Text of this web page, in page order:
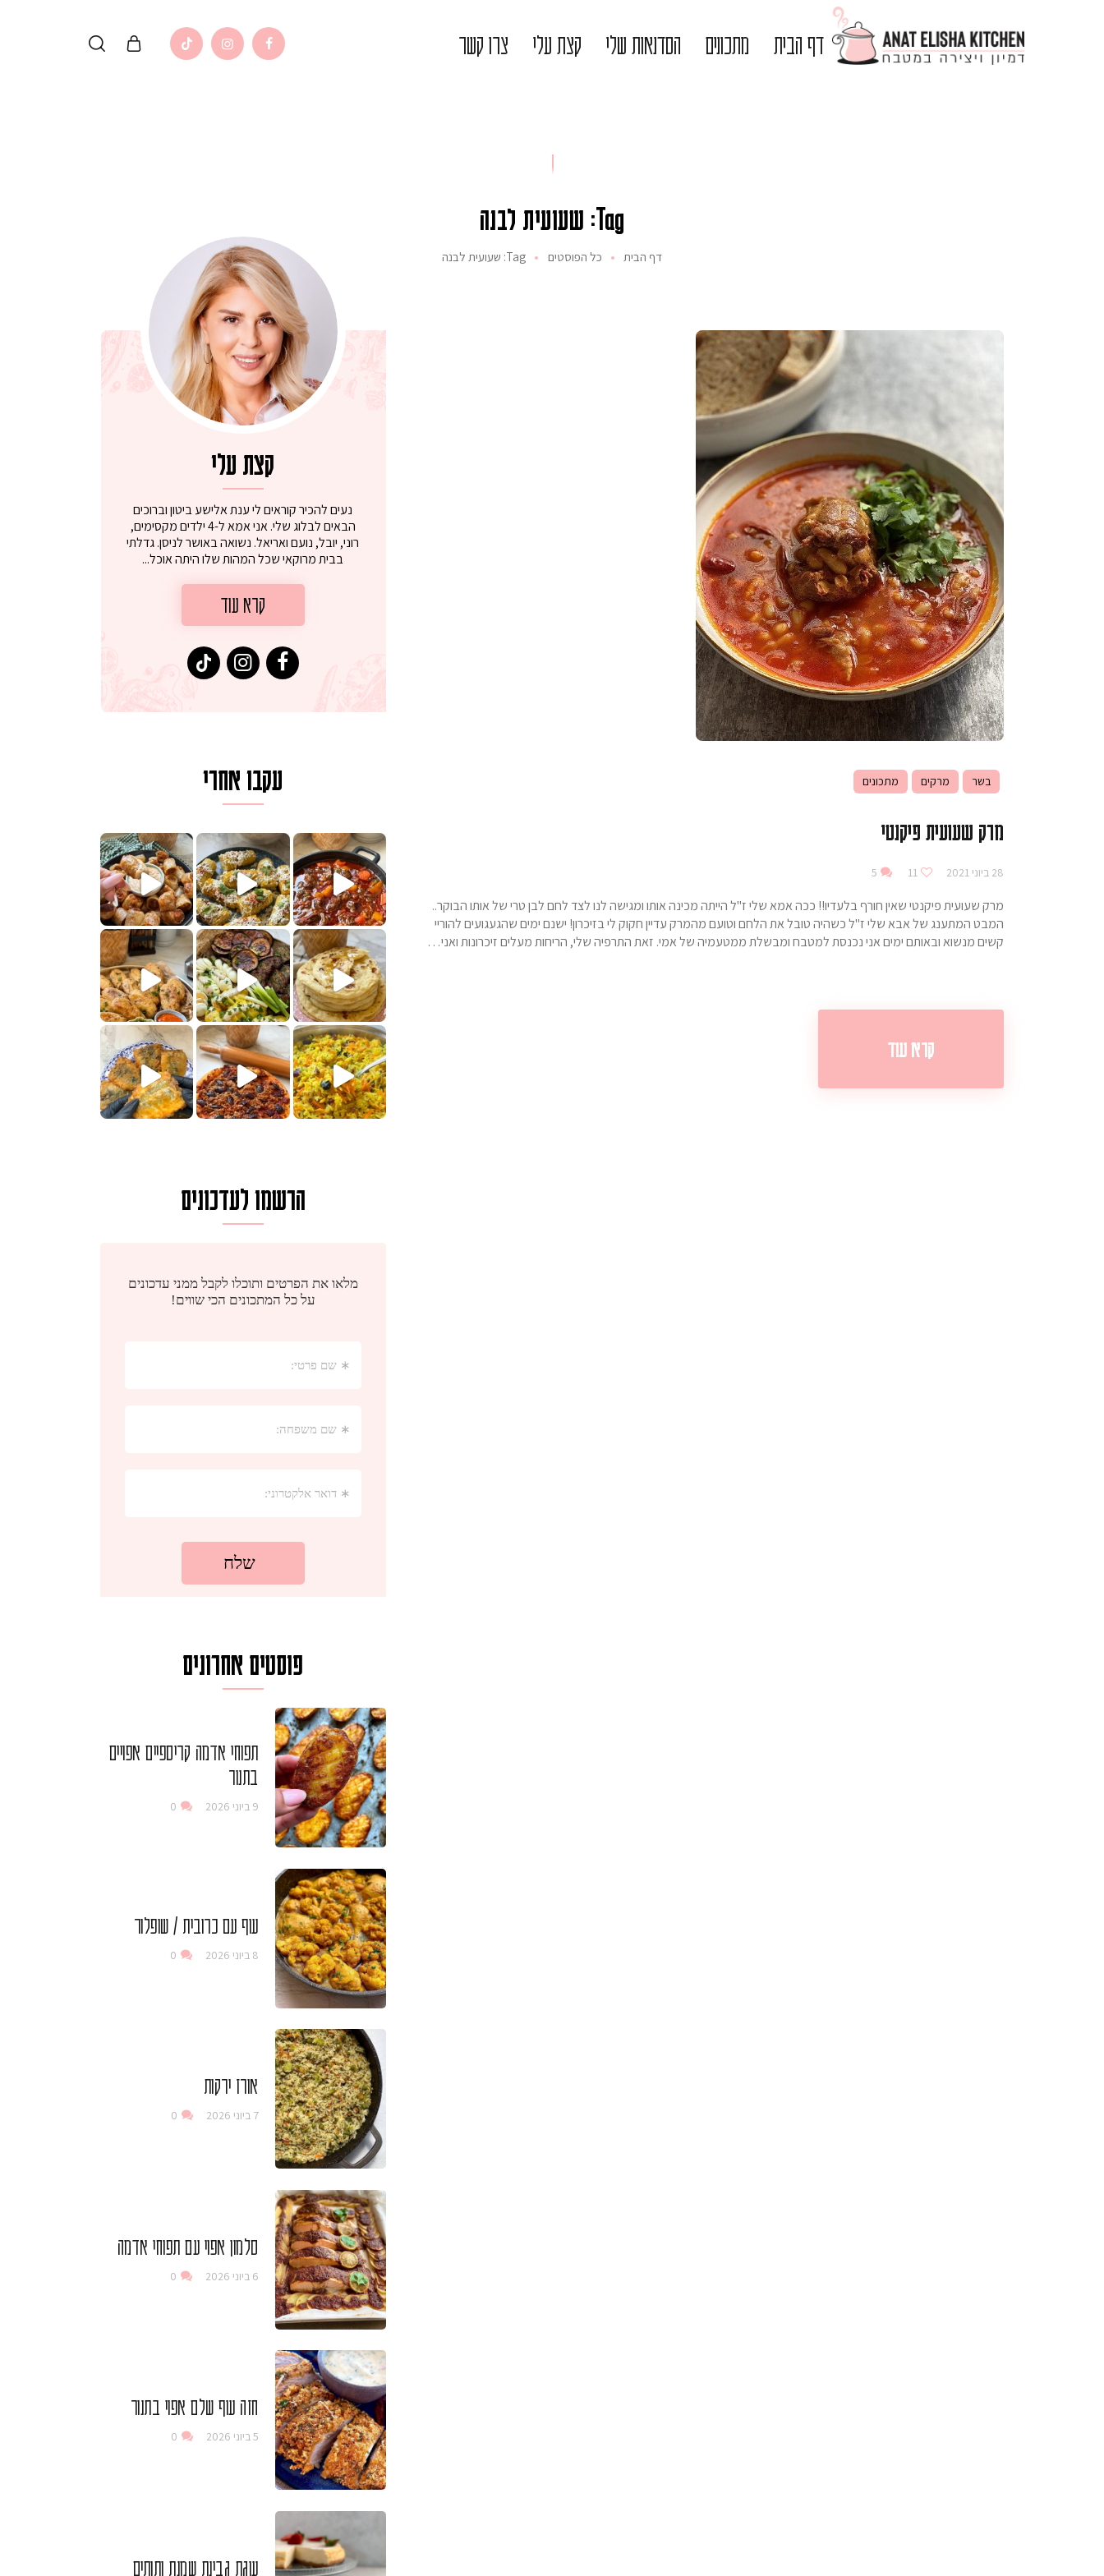
דף הבית מתכונים הסדנאות שלי קצת עלי צרו קשר
Tag: שעועית לבנה
דף הבית כל הפוסטים Tag: שעועית לבנה
בשר מרקים מתכונים
מרק שעועית פיקנטי
28 ביוני 2021 11
5
מרק שעועית פיקנטי שאין חורף בלעדיו!! ככה אמא שלי ז"ל הייתה מכינה אותו ומגישה לנו לצד לחם לבן טרי של אותו הבוקר..
המבט המתענג של אבא שלי ז"ל כשהיה טובל את הלחם וטועם מהמרק עדיין חקוק לי בזיכרון! ישנם ימים שהגעגועים להוריי
קשים מנשוא ובאותם ימים אני נכנסת למטבח ומבשלת ממטעמיה של אמי. זאת התרפיה שלי, הריחות מעלים זיכרונות ואני…
קרא עוד
קצת עלי
נעים להכיר קוראים לי ענת אלישע ביטון וברוכים
הבאים לבלוג שלי. אני אמא ל-4 ילדים מקסימים,
רוני, יובל, נועם ואריאל. נשואה באושר לניסן. גדלתי
בבית מרוקאי שכל המהות שלו היתה אוכל...
קרא עוד
עקבו אחרי
. גולש המר
קלחי תירס צרובים על מחבת עם גבינה בולגרית מעודנת מ
נשנושי פרגיות קריספיים ממכרים שמכינים בכמה דקות עב
לחם מחבת שהוא שילוב של מופלטה וספינז׳, רעיון מעול
⁨ סביח מפורק כי צריך לאכול משהו אז מה בשבילכם? בפ
פסטל טוניסאי לתשעת הימים, חשבתי מה לחדש לכם ונראה
למתכון
פיצה של תשעת הימים ולמה היא נקראת ככה? ההסבר בסרטו
מז׳ווז׳ין או בתרגום לעברית, מחותניםמתכון ראש
הרשמו לעדכונים
פוסטים אחרונים
תפוחי אדמה קריספיים אפויים
בתנור
9 ביוני 2026 0
עוף עם כרובית / שופלור
8 ביוני 2026 0
אורז ירקות
7 ביוני 2026 0
סלמון אפוי עם תפוחי אדמה
6 ביוני 2026 0
חזה עוף שלם אפוי בתנור
5 ביוני 2026 0
עוגת גבינת שמנת ותותים